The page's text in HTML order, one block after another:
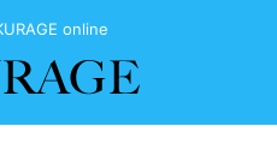
online